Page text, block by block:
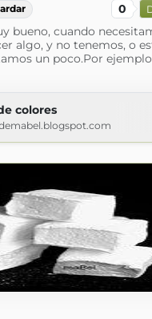
0
bueno, cuando
algo, y no tenemos, o
un poco.Por
colores